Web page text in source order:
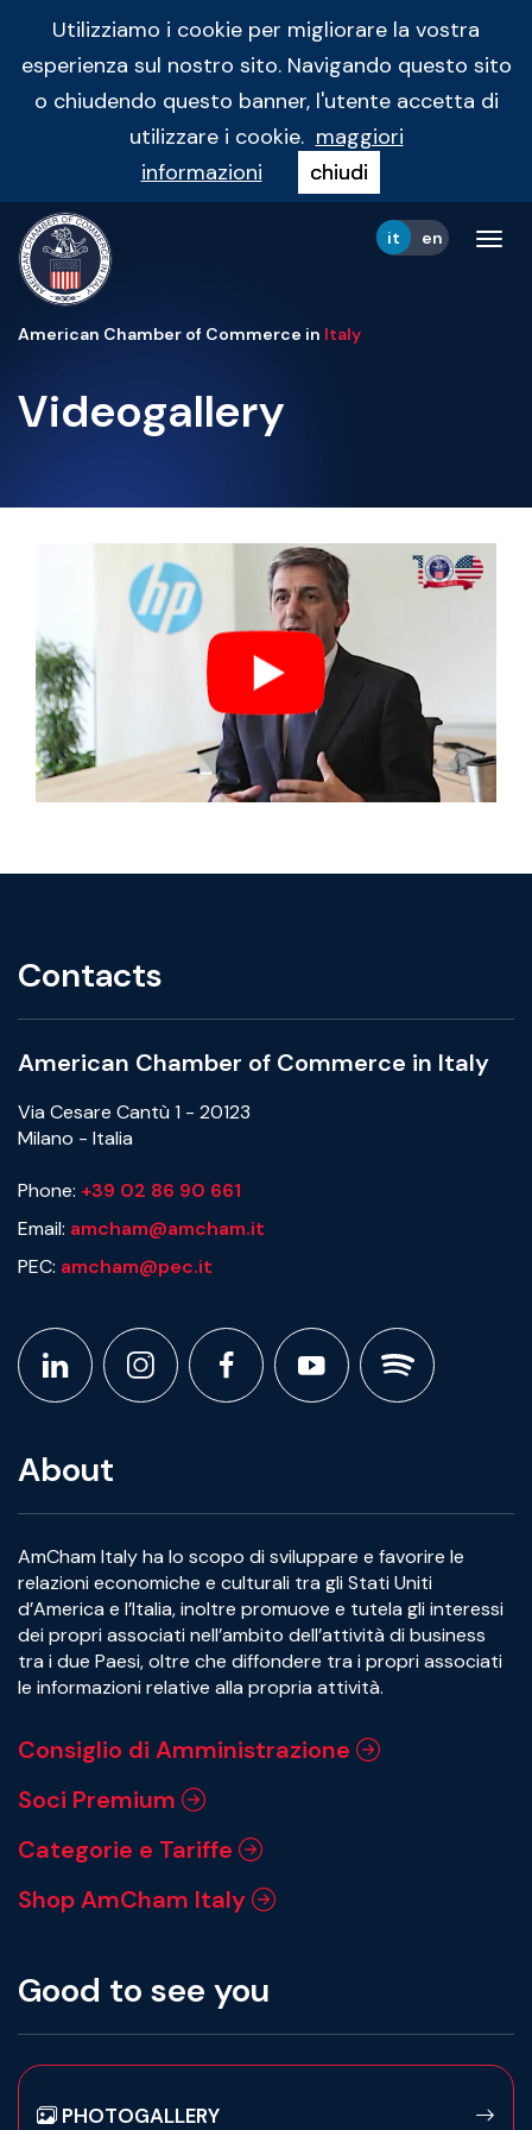
Utilizziamo i cookie per migliorare la vostra
esperienza sul nostro sito. Navigando questo sito
o chiudendo questo banner, l'utente accetta di
utilizzare i cookie. maggiori
informazioni
chiudi
it en
American Chamber of Commerce in Italy
Videogallery
Contacts
American Chamber of Commerce in Italy
Via Cesare Cantù 1 - 20123
Milano - Italia
Phone: +39 02 86 90 661
Email: amcham@amcham.it
PEC: amcham@pec.it
About
AmCham Italy ha lo scopo di sviluppare e favorire le
relazioni economiche e culturali tra gli Stati Uniti
d’America e l’Italia, inoltre promuove e tutela gli interessi
dei propri associati nell’ambito dell’attività di business
tra i due Paesi, oltre che diffondere tra i propri associati
le informazioni relative alla propria attività.
Consiglio di Amministrazione
Soci Premium
Categorie e Tariffe
Shop AmCham Italy
Good to see you
PHOTOGALLERY